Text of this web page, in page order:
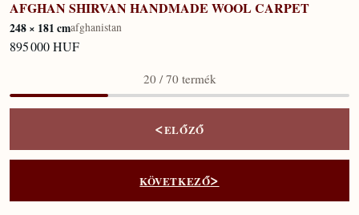
KÉSZLETEN
AFGHAN SHIRVAN HANDMADE WOOL CARPET
248 × 181 cmafghanistan
895 000 HUF
20 / 70 termék
<ELŐZŐ
KÖVETKEZŐ>